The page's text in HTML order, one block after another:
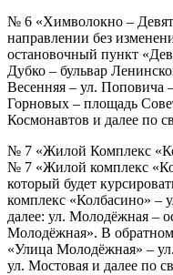
№ 6 «Химволокно –
направлении без
остановочный пункт
Дубко – бульвар
Весенняя – ул. Поповича
Горновых – площадь
Космонавтов и далее по
№ 7 «Жилой Комплекс
№ 7 «Жилой комплекс
который будет
комплекс «Колбасино» –
далее: ул. Молодёжная –
Молодёжная». В
«Улица Молодёжная» –
ул. Мостовая и далее по